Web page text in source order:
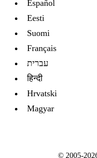
Español
Eesti
Suomi
Français
עברית
हिन्दी
Hrvatski
Magyar
© 2005-